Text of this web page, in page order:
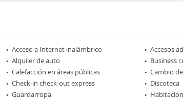
Acceso a Internet inalámbrico
Accesos
Alquiler de auto
Business
Calefacción en áreas públicas
Cambio
Check-in check-out express
Discoteca
Guardarropa